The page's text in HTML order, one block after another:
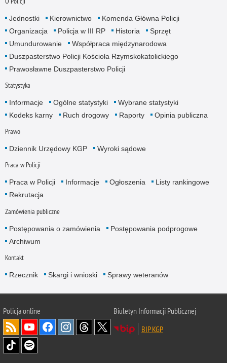
Jednostki Kierownictwo
Komenda Główna Policji
Organizacja
Policja w III RP Historia
Sprzęt
Umundurowanie
Współpraca międzynarodowa
Duszpasterstwo Policji Kościoła Rzymskokatolickiego
Prawosławne Duszpasterstwo Policji
Statystyka
Informacje Ogólne statystyki
Wybrane statystyki
Kodeks karny
Ruch drogowy Raporty Opinia publiczna
Prawo
Dziennik Urzędowy KGP Wyroki sądowe
Praca w Policji
Praca w Policji Informacje Ogłoszenia
Listy rankingowe
Rekrutacja
Zamówienia publiczne
Postępowania o zamówienia
Postępowania podprogowe
Archiwum
Kontakt
Rzecznik Skargi i wnioski Sprawy weteranów
Policjaonline
Biuletyn Informacji Publicznej
BIP KGP